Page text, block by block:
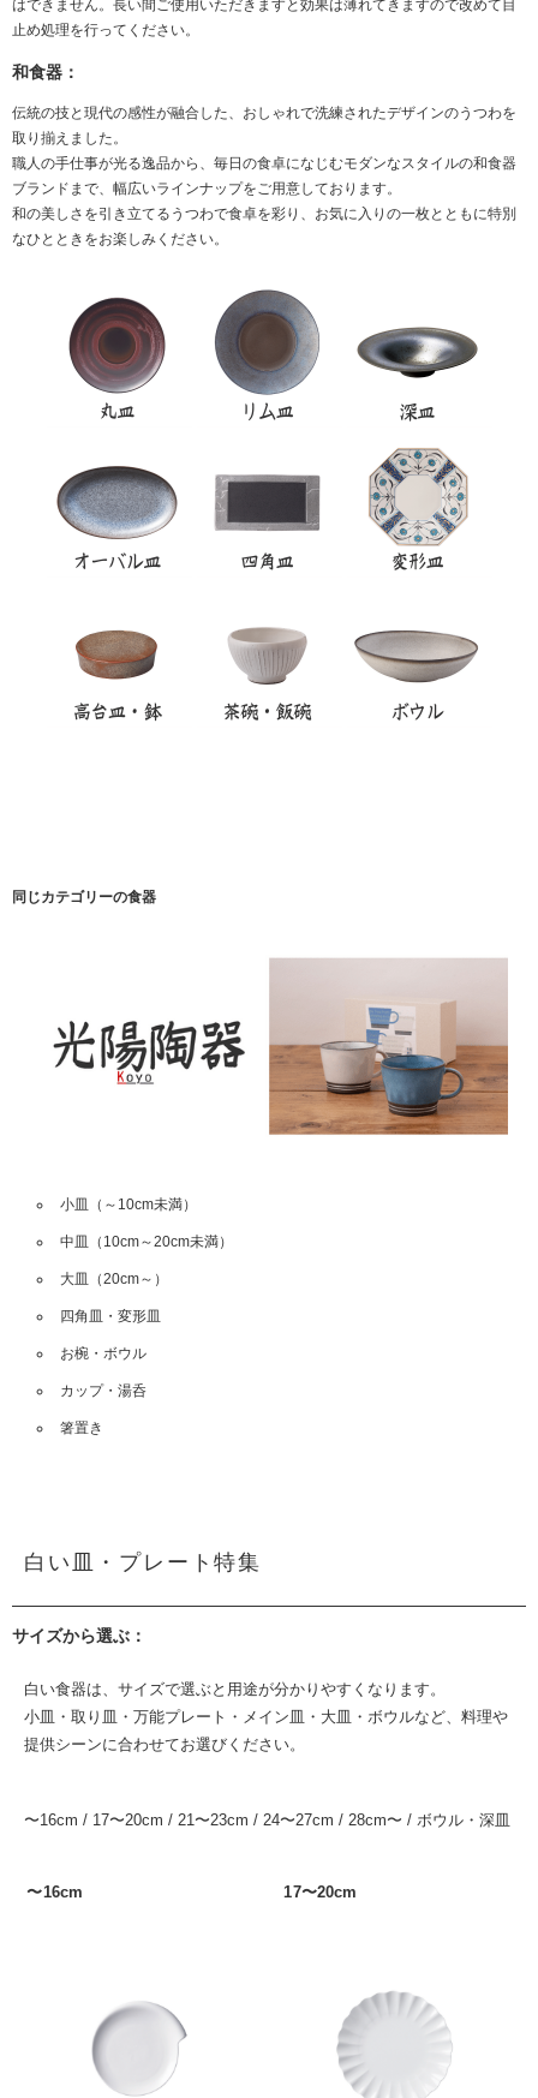
はできません。長い間ご使用いただきますと効果は薄れてきますので改めて目
止め処理を行ってください。
和食器：
伝統の技と現代の感性が融合した、おしゃれで洗練されたデザインのうつわを
取り揃えました。
職人の手仕事が光る逸品から、毎日の食卓になじむモダンなスタイルの和食器
ブランドまで、幅広いラインナップをご用意しております。
和の美しさを引き立てるうつわで食卓を彩り、お気に入りの一枚とともに特別
なひとときをお楽しみください。
同じカテゴリーの食器
小皿（～10cm未満）
中皿（10cm～20cm未満）
大皿（20cm～）
四角皿・変形皿
お椀・ボウル
カップ・湯呑
箸置き
白い皿・プレート特集
サイズから選ぶ：
白い食器は、サイズで選ぶと用途が分かりやすくなります。
小皿・取り皿・万能プレート・メイン皿・大皿・ボウルなど、料理や
提供シーンに合わせてお選びください。
〜16cm / 17〜20cm / 21〜23cm / 24〜27cm / 28cm〜 / ボウル・深皿
〜16cm 17〜20cm